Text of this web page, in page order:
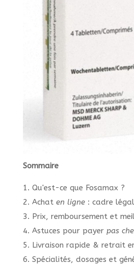
Sommaire
1. Qu'est-ce que Fosamax ?
2. Achat en ligne: cadre légal
3. Prix, remboursement et
4. Astuces pour payer pas
5. Livraison rapide & retrait
6. Spécialités, dosages et